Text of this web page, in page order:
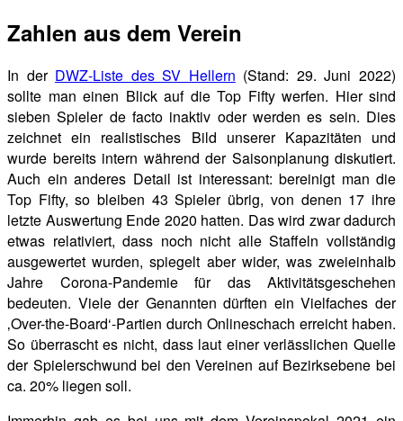
Zahlen aus dem Verein
In der DWZ-Liste des SV Hellern (Stand: 29. Juni 2022)
sollte man einen Blick auf die Top Fifty werfen. Hier sind
sieben Spieler de facto inaktiv oder werden es sein. Dies
zeichnet ein realistisches Bild unserer Kapazitäten und
wurde bereits intern während der Saisonplanung diskutiert.
Auch ein anderes Detail ist interessant: bereinigt man die
Top Fifty, so bleiben 43 Spieler übrig, von denen 17 ihre
letzte Auswertung Ende 2020 hatten. Das wird zwar dadurch
etwas relativiert, dass noch nicht alle Staffeln vollständig
ausgewertet wurden, spiegelt aber wider, was zweieinhalb
Jahre Corona-Pandemie für das Aktivitätsgeschehen
bedeuten. Viele der Genannten dürften ein Vielfaches der
‚Over-the-Board‘-Partien durch Onlineschach erreicht haben.
So überrascht es nicht, dass laut einer verlässlichen Quelle
der Spielerschwund bei den Vereinen auf Bezirksebene bei
ca. 20% liegen soll.